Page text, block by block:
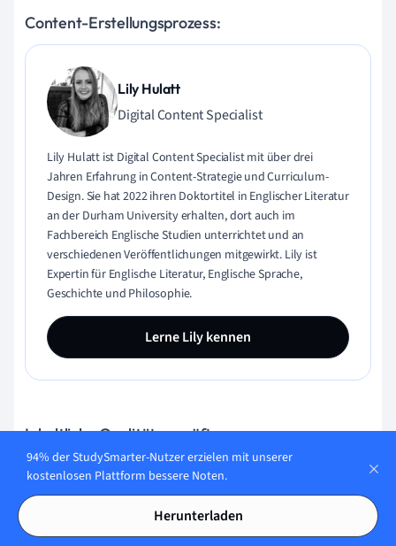
Content-Erstellungsprozess:
Lily Hulatt
Digital Content Specialist
Lily Hulatt ist Digital Content Specialist mit über drei
Jahren Erfahrung in Content-Strategie und Curriculum-
Design. Sie hat 2022 ihren Doktortitel in Englischer Literatur
an der Durham University erhalten, dort auch im
Fachbereich Englische Studien unterrichtet und an
verschiedenen Veröffentlichungen mitgewirkt. Lily ist
Expertin für Englische Literatur, Englische Sprache,
Geschichte und Philosophie.
Lerne Lily kennen
Inhaltliche Qualität geprüft von:
Gabriel Freitas
AI Engineer
94% der StudySmarter-Nutzer erzielen mit unserer
kostenlosen Plattform bessere Noten.
Herunterladen